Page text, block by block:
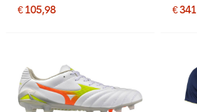
Wit
€ 105,98
Wit
€